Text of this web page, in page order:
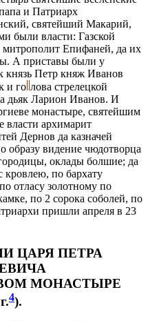
и Патриарх
святейший Макарий,
были власти: Газской
Епифаней, да их
А приставы были у
князь Петр княж Иванов
и го лова стрелецкой
дьяк Ларион Иванов. И
монастыре, святейшим
власти архимарит
Дернов да казначей
образу видение чюдотворца
оклады болшие; да
по бархату
отласу золотному по
по 2 сорока соболей, по
пришли апреля в 23
ЦАРЯ ПЕТРА
МОНАСТЫРЕ
4).